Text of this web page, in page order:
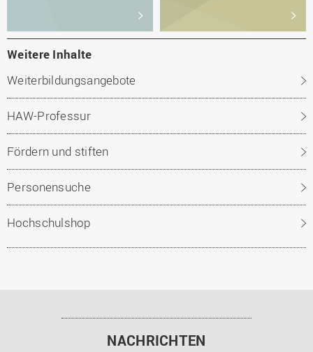
Weitere Inhalte
Weiterbildungsangebote
HAW-Professur
Fördern und stiften
Personensuche
Hochschulshop
NACHRICHTEN